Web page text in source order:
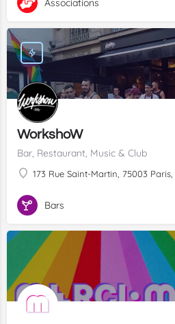
WorkshoW
Bar, Restaurant, Music & Club
173 Rue Saint-Martin, 75003 Paris,
Bars